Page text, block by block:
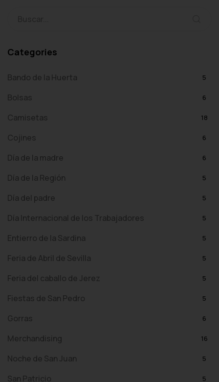
Categories
Bando de la Huerta 5
Bolsas 6
Camisetas 18
Cojines 6
Día de la madre 6
Día de la Región 5
Día del padre 5
Día Internacional de los Trabajadores 5
Entierro de la Sardina 5
Feria de Abril de Sevilla 5
Feria del caballo de Jerez 5
Fiestas de San Pedro 5
Gorras 6
Merchandising 16
Noche de San Juan 5
San Patricio 5